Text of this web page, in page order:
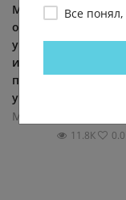
Минпросвещения
обновило перечень
учебников. Для
и техникумов
появится
учебник...
Москва 24
11.8К
Все